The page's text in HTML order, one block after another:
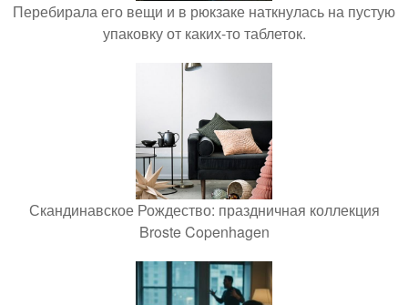
Перебирала его вещи и в рюкзаке наткнулась на пустую
упаковку от каких-то таблеток.
Скандинавское Рождество: праздничная коллекция
Broste Copenhagen